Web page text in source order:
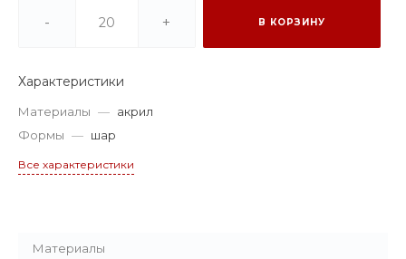
- + В КОРЗИНУ
Характеристики
Материалы — акрил
Формы — шар
Все характеристики
Материалы